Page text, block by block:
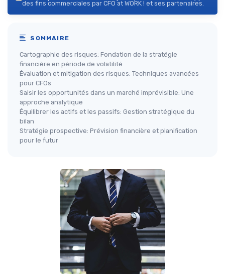
des fins commerciales par CFO at WORK ! et ses partenaires.
SOMMAIRE
Cartographie des risques: Fondation de la stratégie
financière en période de volatilité
Évaluation et mitigation des risques: Techniques avancées
pour CFOs
Saisir les opportunités dans un marché imprévisible: Une
approche analytique
Équilibrer les actifs et les passifs: Gestion stratégique du
bilan
Stratégie prospective: Prévision financière et planification
pour le futur